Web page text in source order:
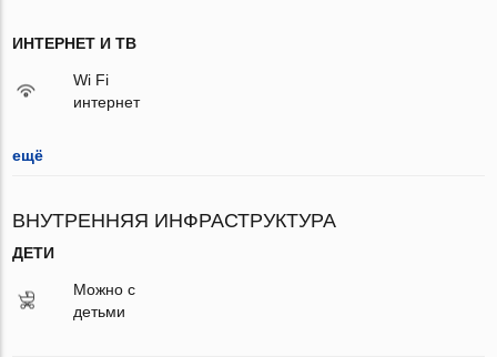
ИНТЕРНЕТ И ТВ
Wi Fi
интернет
ещё
ВНУТРЕННЯЯ ИНФРАСТРУКТУРА
ДЕТИ
Можно с
детьми